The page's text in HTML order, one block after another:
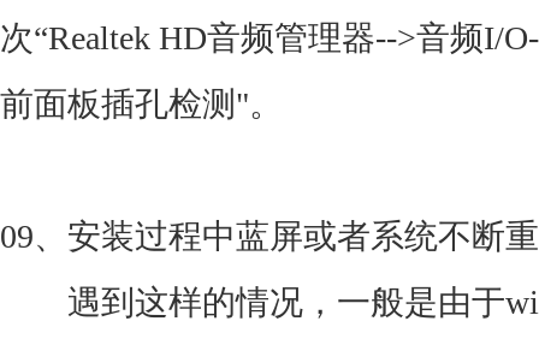
次“Realtek HD音频管理器-->音频I/
前面板插孔检测"。
09、安装过程中蓝屏或者系统不断
遇到这样的情况，一般是由于